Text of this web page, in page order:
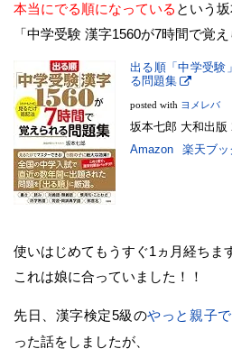
本当にでる順になっている という
「中学受験 漢字1560が7時間で覚え
出る順「中学受験
る問題集
posted with ヨメレバ
坂本七郎 大和出版
Amazon
楽天ブッ
使いはじめてもうすぐ1ヵ月経ちま
これは娘に合っていました！！
先日、漢字検定5級のやっと親子
った話をしましたが、